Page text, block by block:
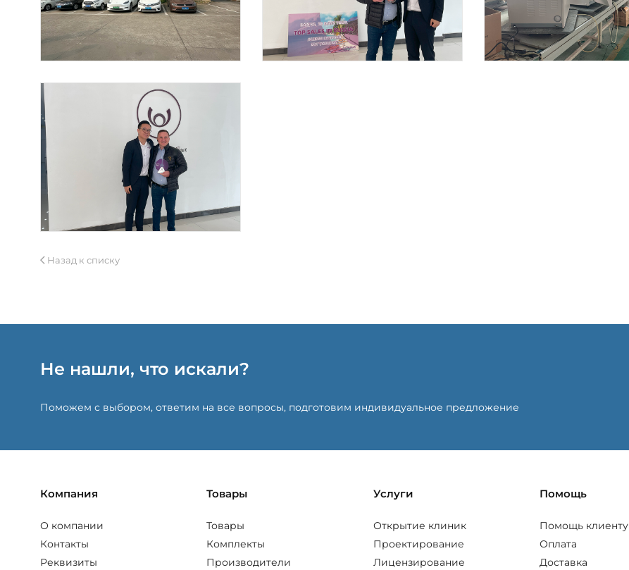
Назад к списку
Не нашли, что искали?
Поможем с выбором, ответим на все вопросы, подготовим индивидуальное предложение
Компания
О компании
Контакты
Реквизиты
Товары
Товары
Комплекты
Производители
Услуги
Открытие клиник
Проектирование
Лицензирование
Помощь
Помощь клиенту
Оплата
Доставка